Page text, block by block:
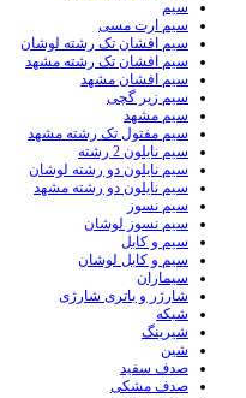
سیم
سیم ارت مسی
سیم افشان تک رشته لوشان
سیم افشان تک رشته مشهد
سیم افشان مشهد
سیم زیر گچی
سیم مشهد
سیم مفتول تک رشته مشهد
سیم نایلون 2 رشته
سیم نایلون دو رشته لوشان
سیم نایلون دو رشته مشهد
سیم نسوز
سیم نسوز لوشان
سیم و کابل
سیم و کابل لوشان
سیماران
شارژر و باتری شارژی
شبکه
شیرینگ
شین
صدف سفید
صدف مشکی